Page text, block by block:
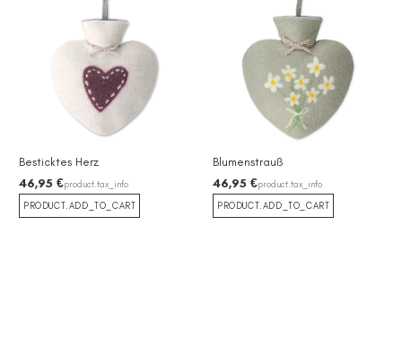
Besticktes Herz
46,95 €product.tax_info
PRODUCT.ADD_TO_CART
Blumenstrauß
46,95 €product.tax_info
PRODUCT.ADD_TO_CART